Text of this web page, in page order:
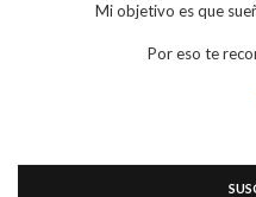
Mi objetivo es que
Por eso te